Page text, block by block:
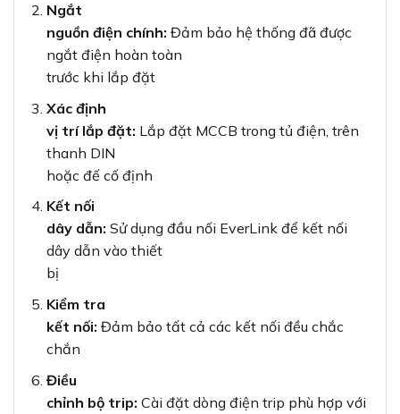
Ngắt
nguồn điện chính: Đảm bảo hệ thống đã được
ngắt điện hoàn toàn
trước khi lắp đặt
Xác định
vị trí lắp đặt: Lắp đặt MCCB trong tủ điện, trên
thanh DIN
hoặc đế cố định
Kết nối
dây dẫn: Sử dụng đầu nối EverLink để kết nối
dây dẫn vào thiết
bị
Kiểm tra
kết nối: Đảm bảo tất cả các kết nối đều chắc
chắn
Điều
chỉnh bộ trip: Cài đặt dòng điện trip phù hợp với